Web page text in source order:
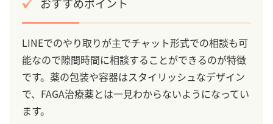
LINEでのやり取りが主でチャット形式での相談も可
能なので隙間時間に相談することができるのが特徴
です。薬の包装や容器はスタイリッシュなデザイン
で、FAGA治療薬とは一見わからないようになってい
ます。